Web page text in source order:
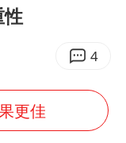
人黎彼得去世
“银行午休1.5小时”留个窗口行不行
谷歌首席科学家Jeff Dean离职创业
性
4
更佳